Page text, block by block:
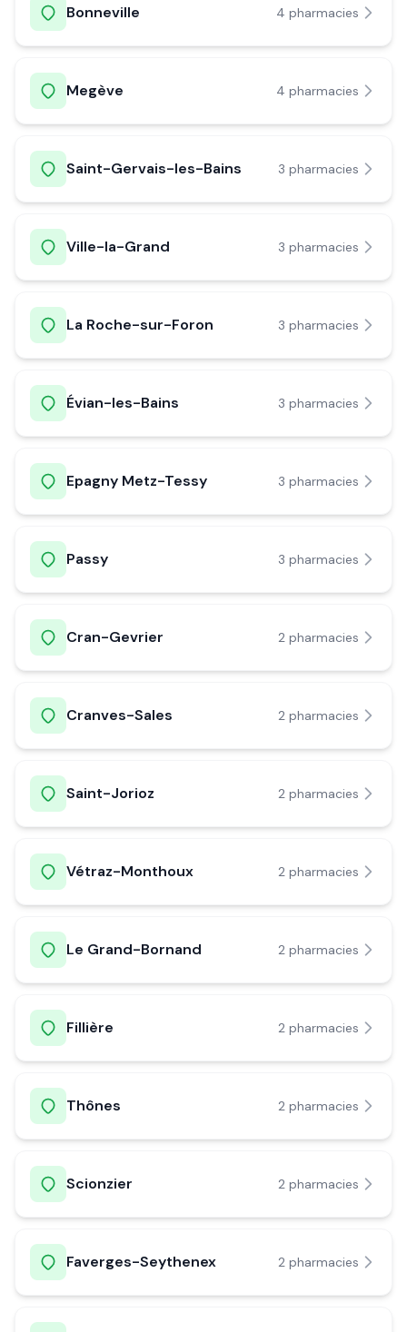
Bonneville 4 pharmacies
Megève 4 pharmacies
Saint-Gervais-les-Bains 3 pharmacies
Ville-la-Grand 3 pharmacies
La Roche-sur-Foron 3 pharmacies
Évian-les-Bains 3 pharmacies
Epagny Metz-Tessy 3 pharmacies
Passy 3 pharmacies
Cran-Gevrier 2 pharmacies
Cranves-Sales 2 pharmacies
Saint-Jorioz 2 pharmacies
Vétraz-Monthoux 2 pharmacies
Le Grand-Bornand 2 pharmacies
Fillière 2 pharmacies
Thônes 2 pharmacies
Scionzier 2 pharmacies
Faverges-Seythenex 2 pharmacies